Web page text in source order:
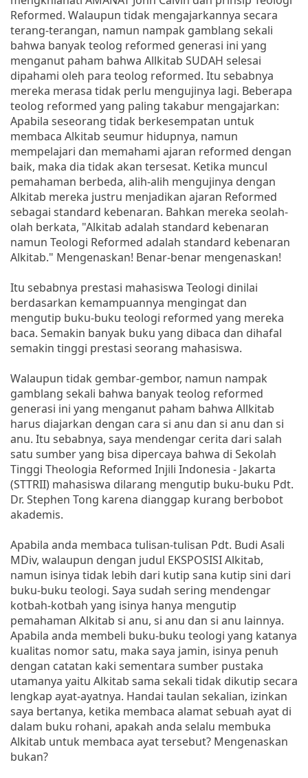
Reformed. Walaupun tidak mengajarkannya secara
terang-terangan, namun nampak gamblang sekali
bahwa banyak teolog reformed generasi ini yang
menganut paham bahwa Allkitab SUDAH selesai
dipahami oleh para teolog reformed. Itu sebabnya
mereka merasa tidak perlu mengujinya lagi. Beberapa
teolog reformed yang paling takabur mengajarkan:
Apabila seseorang tidak berkesempatan untuk
membaca Alkitab seumur hidupnya, namun
mempelajari dan memahami ajaran reformed dengan
baik, maka dia tidak akan tersesat. Ketika muncul
pemahaman berbeda, alih-alih mengujinya dengan
Alkitab mereka justru menjadikan ajaran Reformed
sebagai standard kebenaran. Bahkan mereka seolah-
olah berkata, "Alkitab adalah standard kebenaran
namun Teologi Reformed adalah standard kebenaran
Alkitab." Mengenaskan! Benar-benar mengenaskan!
Itu sebabnya prestasi mahasiswa Teologi dinilai
berdasarkan kemampuannya mengingat dan
mengutip buku-buku teologi reformed yang mereka
baca. Semakin banyak buku yang dibaca dan dihafal
semakin tinggi prestasi seorang mahasiswa.
Walaupun tidak gembar-gembor, namun nampak
gamblang sekali bahwa banyak teolog reformed
generasi ini yang menganut paham bahwa Allkitab
harus diajarkan dengan cara si anu dan si anu dan si
anu. Itu sebabnya, saya mendengar cerita dari salah
satu sumber yang bisa dipercaya bahwa di Sekolah
Tinggi Theologia Reformed Injili Indonesia - Jakarta
(STTRII) mahasiswa dilarang mengutip buku-buku Pdt.
Dr. Stephen Tong karena dianggap kurang berbobot
akademis.
Apabila anda membaca tulisan-tulisan Pdt. Budi Asali
MDiv, walaupun dengan judul EKSPOSISI Alkitab,
namun isinya tidak lebih dari kutip sana kutip sini dari
buku-buku teologi. Saya sudah sering mendengar
kotbah-kotbah yang isinya hanya mengutip
pemahaman Alkitab si anu, si anu dan si anu lainnya.
Apabila anda membeli buku-buku teologi yang katanya
kualitas nomor satu, maka saya jamin, isinya penuh
dengan catatan kaki sementara sumber pustaka
utamanya yaitu Alkitab sama sekali tidak dikutip secara
lengkap ayat-ayatnya. Handai taulan sekalian, izinkan
saya bertanya, ketika membaca alamat sebuah ayat di
dalam buku rohani, apakah anda selalu membuka
Alkitab untuk membaca ayat tersebut? Mengenaskan
bukan?